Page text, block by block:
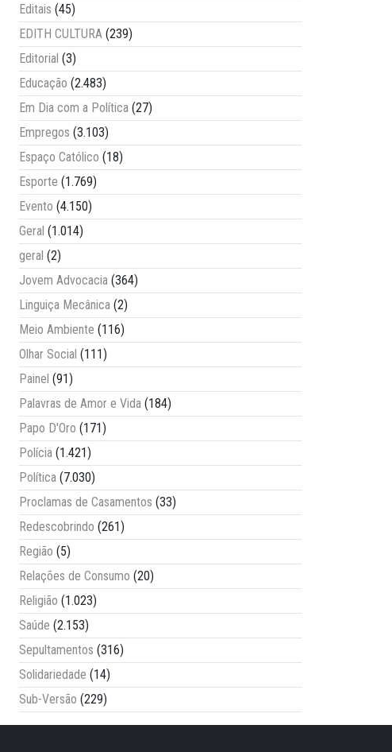
Editais (45)
EDITH CULTURA (239)
Editorial (3)
Educação (2.483)
Em Dia com a Política (27)
Empregos (3.103)
Espaço Católico (18)
Esporte (1.769)
Evento (4.150)
Geral (1.014)
geral (2)
Jovem Advocacia (364)
Linguiça Mecânica (2)
Meio Ambiente (116)
Olhar Social (111)
Painel (91)
Palavras de Amor e Vida (184)
Papo D'Oro (171)
Polícia (1.421)
Política (7.030)
Proclamas de Casamentos (33)
Redescobrindo (261)
Região (5)
Relações de Consumo (20)
Religião (1.023)
Saúde (2.153)
Sepultamentos (316)
Solidariedade (14)
Sub-Versão (229)